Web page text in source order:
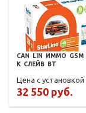
CAN LIN ИММО GSM
К СЛЕЙВ BT
Цена с установкой
32 550 руб.